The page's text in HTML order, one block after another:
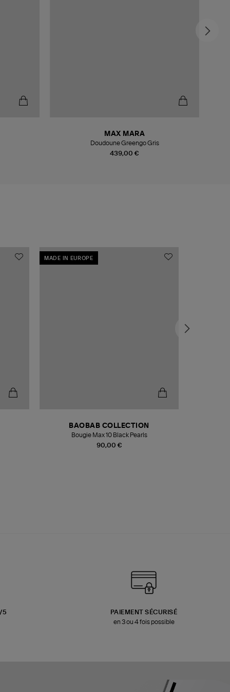
439,00 €
MAX MARA
Doudoune Greengo Gris
MADE IN EUROPE
90,00 €
BAOBAB COLLECTION
Bougie Max 10 Black Pearls
5
PAIEMENT SÉCURISÉ
en 3 ou 4 fois possible